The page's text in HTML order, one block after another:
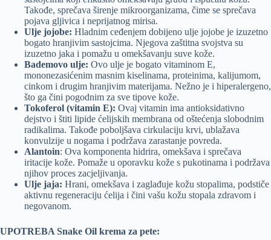
Takođe, sprečava širenje mikroorganizama, čime se sprečava
pojava gljivica i neprijatnog mirisa.
Ulje jojobe: Hladnim ceđenjem dobijeno ulje jojobe je izuzetno
bogato hranjivim sastojcima. Njegova zaštitna svojstva su
izuzetno jaka i pomažu u omekšavanju suve kože.
Bademovo ulje: Ovo ulje je bogato vitaminom E,
mononezasićenim masnim kiselinama, proteinima, kalijumom,
cinkom i drugim hranjivim materijama. Nežno je i hiperalergeno,
što ga čini pogodnim za sve tipove kože.
Tokoferol (vitamin E): Ovaj vitamin ima antioksidativno
dejstvo i štiti lipide ćelijskih membrana od oštećenja slobodnim
radikalima. Takođe poboljšava cirkulaciju krvi, ublažava
konvulzije u nogama i podržava zarastanje povreda.
Alantoin: Ova komponenta hidrira, omekšava i sprečava
iritacije kože. Pomaže u oporavku kože s pukotinama i podržava
njihov proces zacjeljivanja.
Ulje jaja: Hrani, omekšava i zaglađuje kožu stopalima, podstiče
aktivnu regeneraciju ćelija i čini vašu kožu stopala zdravom i
negovanom.
UPOTREBA Snake Oil krema za pete: